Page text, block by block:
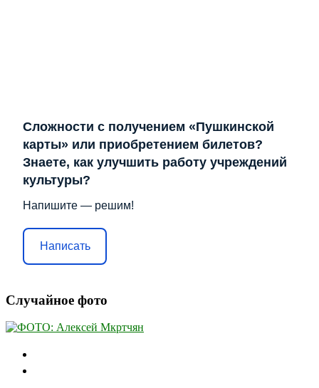
Сложности с получением «Пушкинской
карты» или приобретением билетов?
Знаете, как улучшить работу учреждений
культуры?
Напишите — решим!
Написать
Случайное фото